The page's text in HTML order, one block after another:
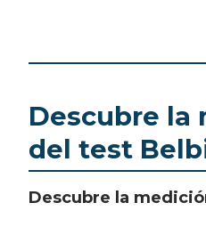
Descubre la
del test
Descubre la